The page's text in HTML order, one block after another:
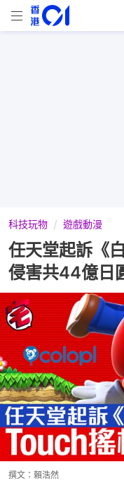
科技玩物 遊戲動漫
任天堂起訴《
侵害共44億日
撰文： 賴浩然